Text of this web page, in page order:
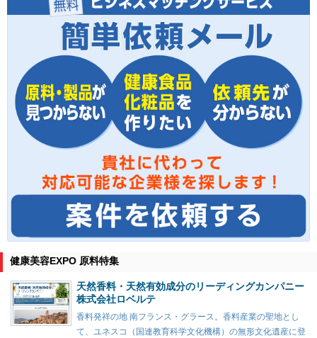
健康美容EXPO 原料特集
天然香料・天然有効成分のリーディングカンパニー
株式会社ロベルテ
香料発祥の地 南フランス・グラース。香料産業の聖地とし
て、ユネスコ（国連教育科学文化機構）の無形文化遺産に登